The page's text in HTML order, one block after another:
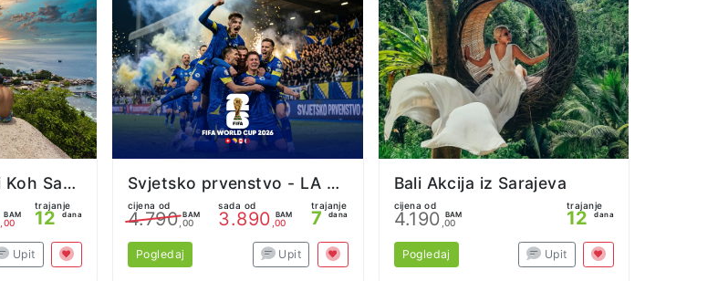
Tajland Bangkok i Koh Samui iz Sarajeva
BAM
,00
trajanje
12 dana
Upit
Svjetsko prvenstvo - LA 2026. iz Sarajeva
cijena od
4.790 BAM
,00
sada od
3.890 BAM
,00
trajanje
7 dana
Pogledaj Upit
Bali Akcija iz Sarajeva
cijena od
4.190 BAM
,00
trajanje
12 dana
Pogledaj Upit